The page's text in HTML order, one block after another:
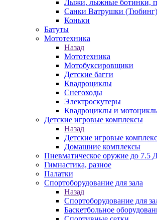
Лыжи, лыжные ботинки,
Санки Ватрушки (Тюбинг)
Коньки
Батуты
Мототехника
Назад
Мототехника
Мотобуксировщики
Детские багги
Квадроциклы
Снегоходы
Электроскутеры
Квадроциклы и
Детские игровые комплексы
Назад
Детские игровые
Домашние комплексы
Пневматическое оружие до 7.5
Гимнастика, разное
Палатки
Спортоборудование для зала
Назад
Спортоборудование для
Баскетбольное